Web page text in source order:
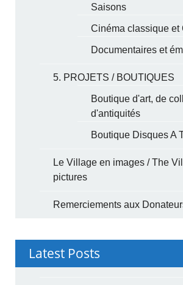
Saisons
Cinéma classique et
Documentaires et
5. PROJETS / BOUTIQUES
Boutique d'art, de
d'antiquités
Boutique Disques A
Le Village en images / The
pictures
Remerciements aux
Latest Posts